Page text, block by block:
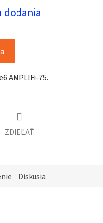
dodania
AMPLIFi-75.
ZDIEĽAŤ
Diskusia